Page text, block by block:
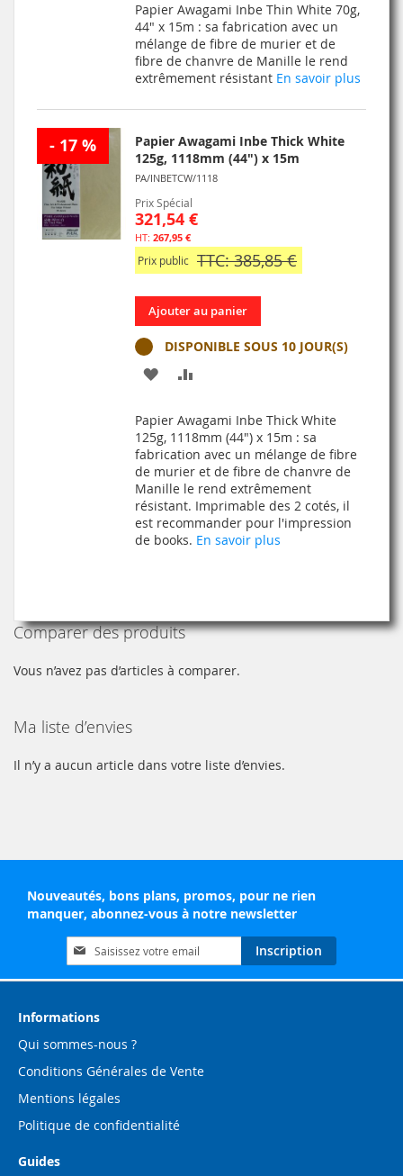
MA
LISTE
D’ENVIE
COMPARATEUR
Papier Awagami Inbe Thin White 70g,
44" x 15m : sa fabrication avec un
mélange de fibre de murier et de
fibre de chanvre de Manille le rend
extrêmement résistant En savoir plus
- 17 %
Papier Awagami Inbe Thick White
125g, 1118mm (44") x 15m
PA/INBETCW/1118
Prix Spécial
321,54 €
267,95 €
Prix public TTC: 385,85 €
Ajouter au panier
DISPONIBLE SOUS 10 JOUR(S)
AJOUTER
MA
LISTE
D’ENVIE
COMPARATEUR
Papier Awagami Inbe Thick White
125g, 1118mm (44") x 15m : sa
fabrication avec un mélange de fibre
de murier et de fibre de chanvre de
Manille le rend extrêmement
résistant. Imprimable des 2 cotés, il
est recommander pour l'impression
de books. En savoir plus
Comparer des produits
Vous n’avez pas d’articles à comparer.
Ma liste d’envies
Il n’y a aucun article dans votre liste d’envies.
Nouveautés, bons plans, promos, pour ne rien
manquer, abonnez-vous à notre newsletter
Inscription
à
notre
d’information
Inscription
Informations
Qui sommes-nous ?
Conditions Générales de Vente
Mentions légales
Politique de confidentialité
Guides